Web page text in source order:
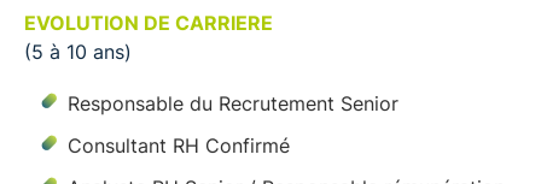
EVOLUTION DE CARRIERE
(5 à 10 ans)
Responsable du Recrutement Senior
Consultant RH Confirmé